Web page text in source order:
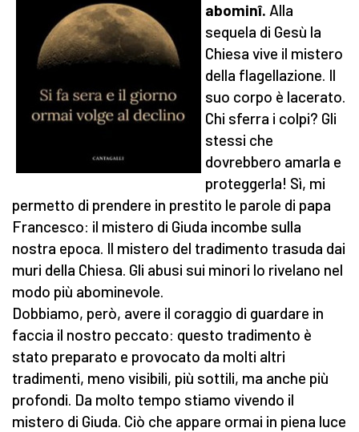
abominî. Alla
sequela di Gesù la
Chiesa vive il mistero
della flagellazione. Il
suo corpo è lacerato.
Chi sferra i colpi? Gli
stessi che
dovrebbero amarla e
proteggerla! Sì, mi
permetto di prendere in prestito le parole di papa
Francesco: il mistero di Giuda incombe sulla
nostra epoca. Il mistero del tradimento trasuda dai
muri della Chiesa. Gli abusi sui minori lo rivelano nel
modo più abominevole.
Dobbiamo, però, avere il coraggio di guardare in
faccia il nostro peccato: questo tradimento è
stato preparato e provocato da molti altri
tradimenti, meno visibili, più sottili, ma anche più
profondi. Da molto tempo stiamo vivendo il
mistero di Giuda. Ciò che appare ormai in piena luce